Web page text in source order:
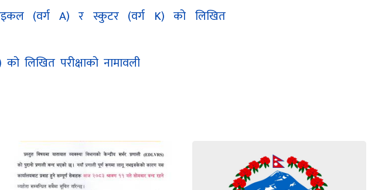
(वर्ग A) र स्कुटर (वर्ग K) को लिखित
लिखित परीक्षाको नामावली